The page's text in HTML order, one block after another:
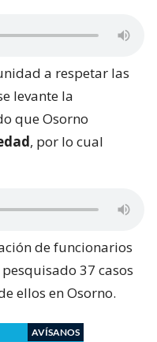
a respetar las
levante la
que Osorno
, por lo cual
de funcionarios
37 casos
ellos en Osorno.
AVÍSANOS